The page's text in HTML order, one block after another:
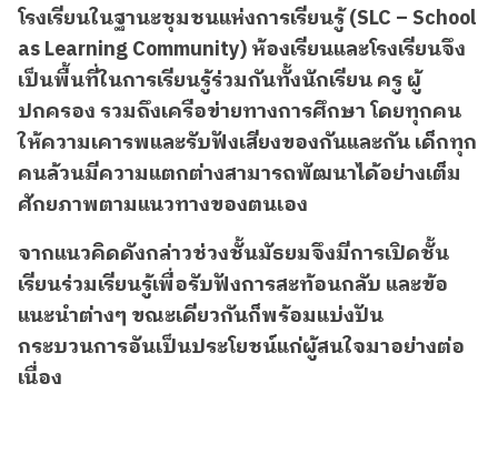
โรงเรียนในฐานะชุมชนแห่งการเรียนรู้ (SLC – School
as Learning Community) ห้องเรียนและโรงเรียนจึง
เป็นพื้นที่ในการเรียนรู้ร่วมกันทั้งนักเรียน ครู ผู้
ปกครอง รวมถึงเครือข่ายทางการศึกษา โดยทุกคน
ให้ความเคารพและรับฟังเสียงของกันและกัน เด็กทุก
คนล้วนมีความแตกต่างสามารถพัฒนาได้อย่างเต็ม
ศักยภาพตามแนวทางของตนเอง
จากแนวคิดดังกล่าวช่วงชั้นมัธยมจึงมีการเปิดชั้น
เรียนร่วมเรียนรู้เพื่อรับฟังการสะท้อนกลับ และข้อ
แนะนำต่างๆ ขณะเดียวกันก็พร้อมแบ่งปัน
กระบวนการอันเป็นประโยชน์แก่ผู้สนใจมาอย่างต่อ
เนื่อง